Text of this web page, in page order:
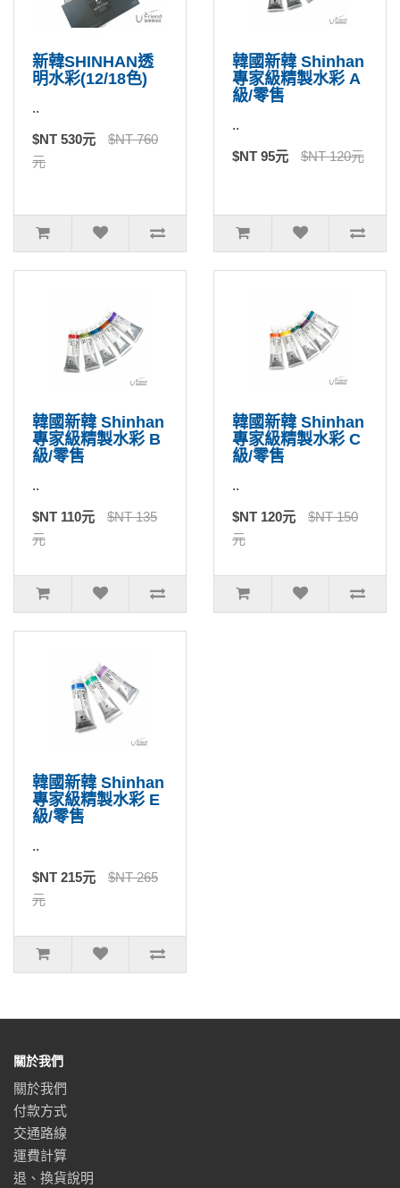
新韓SHINHAN透
明水彩(12/18色)
..
$NT 530元
$NT 760
元
韓國新韓 Shinhan
專家級精製水彩 A
級/零售
..
$NT 95元 $NT 120元
韓國新韓 Shinhan
專家級精製水彩 B
級/零售
..
$NT 110元
$NT 135
元
韓國新韓 Shinhan
專家級精製水彩 C
級/零售
..
$NT 120元
$NT 150
元
韓國新韓 Shinhan
專家級精製水彩 E
級/零售
..
$NT 215元
$NT 265
元
關於我們
關於我們
付款方式
交通路線
運費計算
退、換貨說明